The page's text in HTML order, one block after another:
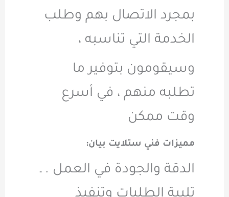
بمجرد الاتصال بهم وطلب
الخدمة التي تناسبه ،
وسيقومون بتوفير ما
تطلبه منهم ، في أسرع
وقت ممكن
مميزات فني ستلايت بيان:
الدقة والجودة في العمل . ـ